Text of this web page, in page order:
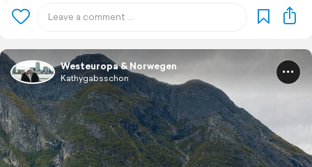
Westeuropa & Norwegen
Kathygabsschon